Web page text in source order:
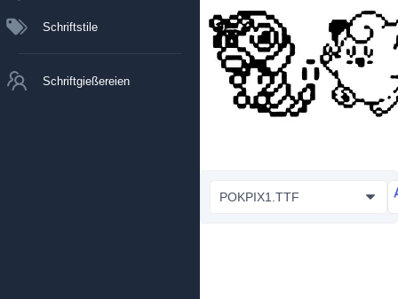
Schriftstile
Schriftgießereien
POKPIX1.TTF